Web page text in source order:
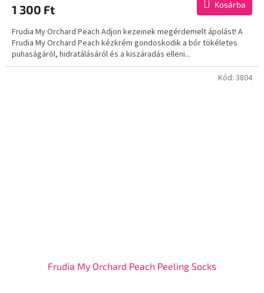
1 300 Ft Kosárba
Frudia My Orchard Peach Adjon kezeinek megérdemelt ápolást! A
Frudia My Orchard Peach kézkrém gondoskodik a bőr tökéletes
puhaságáról, hidratálásáról és a kiszáradás elleni...
Frudia My Orchard Peach Peeling Socks
Kód: 3804